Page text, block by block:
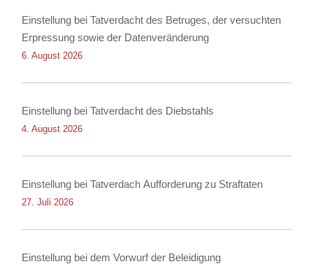
Einstellung bei Tatverdacht des Betruges, der versuchten
Erpressung sowie der Datenveränderung
6. August 2026
Einstellung bei Tatverdacht des Diebstahls
4. August 2026
Einstellung bei Tatverdach Aufforderung zu Straftaten
27. Juli 2026
Einstellung bei dem Vorwurf der Beleidigung